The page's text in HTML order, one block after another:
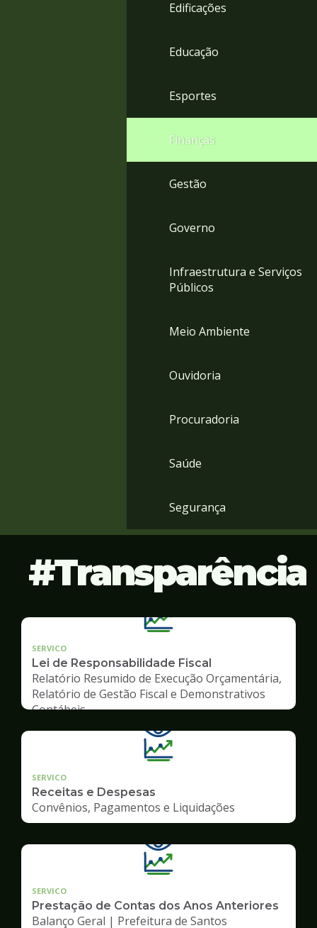
Edificações
Educação
Esportes
Finanças
Gestão
Governo
Infraestrutura e Serviços
Públicos
Meio Ambiente
Ouvidoria
Procuradoria
Saúde
Segurança
Transparência
SERVICO
Lei de Responsabilidade Fiscal
Relatório Resumido de Execução Orçamentária,
Relatório de Gestão Fiscal e Demonstrativos
Contábeis
SERVICO
Receitas e Despesas
Convênios, Pagamentos e Liquidações
SERVICO
Prestação de Contas dos Anos Anteriores
Balanço Geral | Prefeitura de Santos